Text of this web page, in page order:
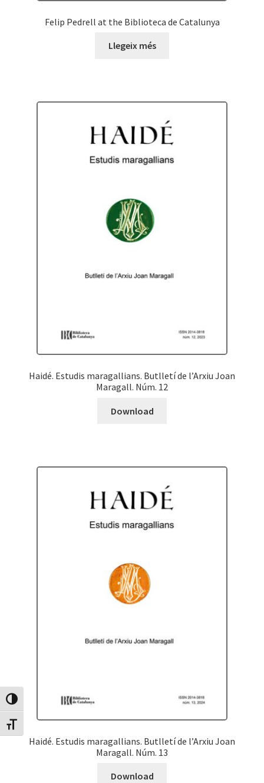
Canvia Alt Contrast
Canvia mida de lletra
Felip Pedrell at the Biblioteca de Catalunya
Llegeix més
Haidé. Estudis maragallians. Butlletí de l’Arxiu Joan
Maragall. Núm. 12
Download
Haidé. Estudis maragallians. Butlletí de l’Arxiu Joan
Maragall. Núm. 13
Download